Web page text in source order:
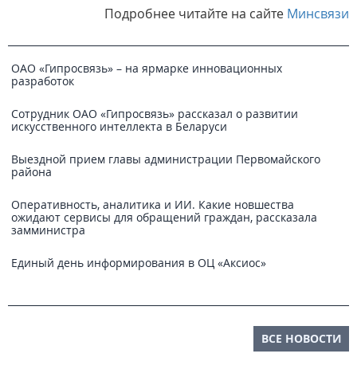
Подробнее читайте на сайте Минсвязи
ОАО «Гипросвязь» – на ярмарке инновационных
разработок
Сотрудник ОАО «Гипросвязь» рассказал о развитии
искусственного интеллекта в Беларуси
Выездной прием главы администрации Первомайского
района
Оперативность, аналитика и ИИ. Какие новшества
ожидают сервисы для обращений граждан, рассказала
замминистра
Единый день информирования в ОЦ «Аксиос»
ВСЕ НОВОСТИ